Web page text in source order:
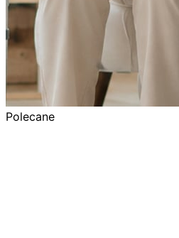
Polecane